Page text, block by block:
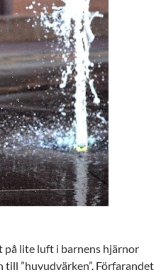
på lite luft i barnens hjärnor
till ”huvudvärken”. Förfarandet